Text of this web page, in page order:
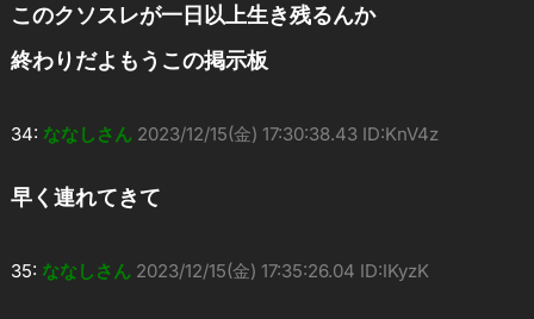
このクソスレが一日以上生き残るんか
終わりだよもうこの掲示板
34: ななしさん 2023/12/15(金) 17:30:38.43 ID:KnV4z
早く連れてきて
35: ななしさん 2023/12/15(金) 17:35:26.04 ID:IKyzK